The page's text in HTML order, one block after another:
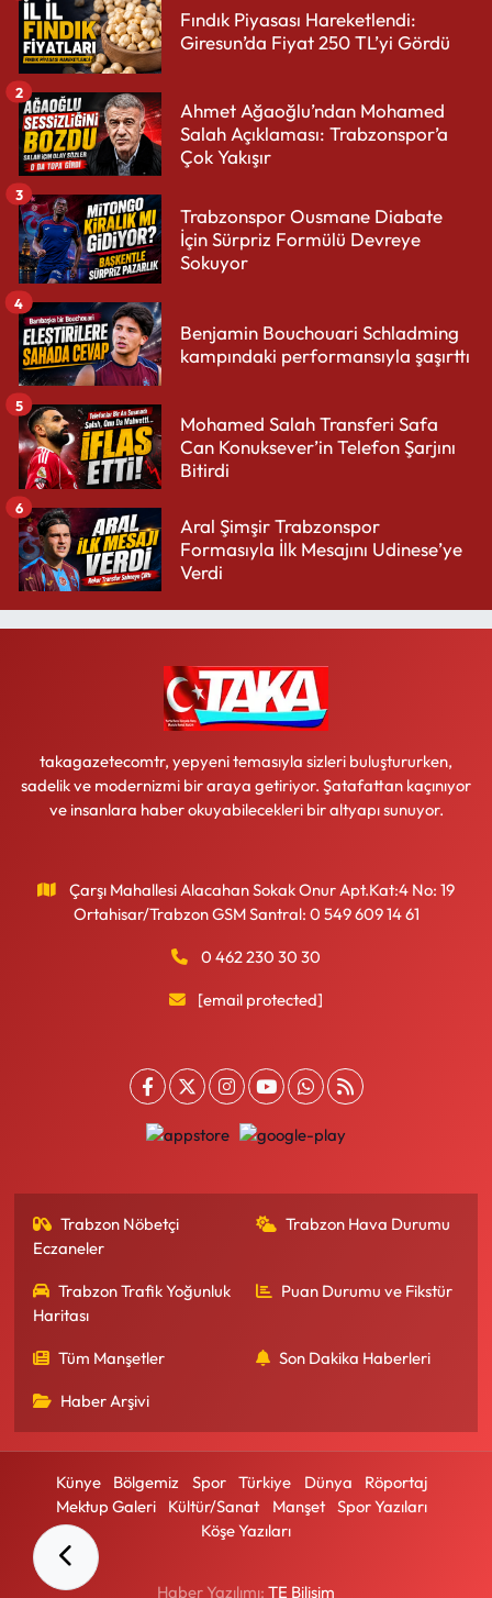
Fındık Piyasası Hareketlendi:
Giresun’da Fiyat 250 TL’yi Gördü
Ahmet Ağaoğlu’ndan Mohamed
Salah Açıklaması: Trabzonspor’a
Çok Yakışır
2
Trabzonspor Ousmane Diabate
İçin Sürpriz Formülü Devreye
Sokuyor
3
Benjamin Bouchouari Schladming
kampındaki performansıyla şaşırttı
4
Mohamed Salah Transferi Safa
Can Konuksever’in Telefon Şarjını
Bitirdi
5
Aral Şimşir Trabzonspor
Formasıyla İlk Mesajını Udinese’ye
Verdi
6
takagazetecomtr, yepyeni temasıyla sizleri buluştururken,
sadelik ve modernizmi bir araya getiriyor. Şatafattan kaçınıyor
ve insanlara haber okuyabilecekleri bir altyapı sunuyor.
Çarşı Mahallesi Alacahan Sokak Onur Apt.Kat:4 No: 19
Ortahisar/Trabzon GSM Santral: 0 549 609 14 61
0 462 230 30 30
[email protected]
Trabzon Nöbetçi
Eczaneler
Trabzon Hava Durumu
Trabzon Trafik Yoğunluk
Haritası
Puan Durumu ve Fikstür
Tüm Manşetler Son Dakika Haberleri
Haber Arşivi
Künye Bölgemiz Spor Türkiye Dünya
Röportaj
Mektup Galeri
Kültür/Sanat Manşet
Spor Yazıları
Köşe Yazıları
Haber Yazılımı: TE Bilişim